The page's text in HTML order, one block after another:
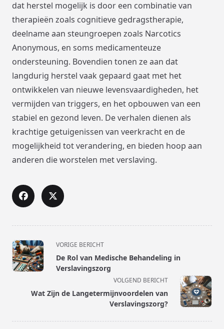
dat herstel mogelijk is door een combinatie van
therapieën zoals cognitieve gedragstherapie,
deelname aan steungroepen zoals Narcotics
Anonymous, en soms medicamenteuze
ondersteuning. Bovendien tonen ze aan dat
langdurig herstel vaak gepaard gaat met het
ontwikkelen van nieuwe levensvaardigheden, het
vermijden van triggers, en het opbouwen van een
stabiel en gezond leven. De verhalen dienen als
krachtige getuigenissen van veerkracht en de
mogelijkheid tot verandering, en bieden hoop aan
anderen die worstelen met verslaving.
<span
class="nav-
subtitle
reader-
VORIGE BERICHT
De Rol van Medische Behandeling in
Verslavingszorg
VOLGEND BERICHT
Wat Zijn de Langetermijnvoordelen van
Verslavingszorg?